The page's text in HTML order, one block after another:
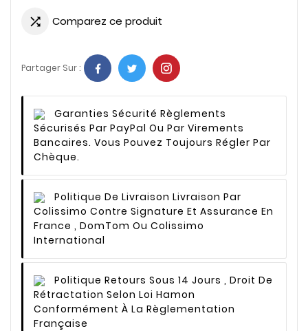
 Comparez ce produit
Partager Sur :
Garanties Sécurité Règlements
Sécurisés Par PayPal Ou Par Virements
Bancaires. Vous Pouvez Toujours Régler Par
Chèque.
Politique De Livraison Livraison Par
Colissimo Contre Signature Et Assurance En
France , DomTom Ou Colissimo
International
Politique Retours Sous 14 Jours , Droit De
Rétractation Selon Loi Hamon
Conformément À La Règlementation
Française